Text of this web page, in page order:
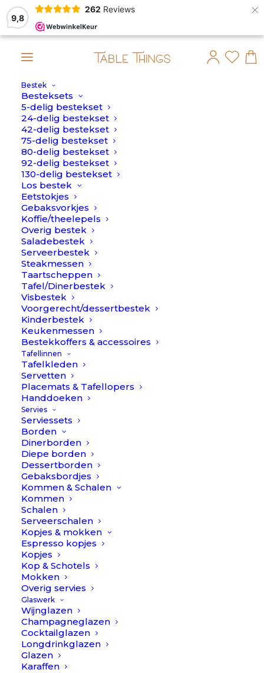
9,8
262 Reviews ×
Bestek
Besteksets
5-delig bestekset
24-delig bestekset
42-delig bestekset
75-delig bestekset
80-delig bestekset
92-delig bestekset
130-delig bestekset
Los bestek
Eetstokjes
Gebaksvorkjes
Koffie/theelepels
Overig bestek
Saladebestek
Serveerbestek
Steakmessen
Taartscheppen
Tafel/Dinerbestek
Visbestek
Voorgerecht/dessertbestek
Kinderbestek
Keukenmessen
Bestekkoffers & accessoires
Tafellinnen
Tafelkleden
Servetten
Placemats & Tafellopers
Handdoeken
Servies
Serviessets
Borden
Dinerborden
Diepe borden
Dessertborden
Gebaksbordjes
Kommen & Schalen
Kommen
Schalen
Serveerschalen
Kopjes & mokken
Espresso kopjes
Kopjes
Kop & Schotels
Mokken
Overig servies
Glaswerk
Wijnglazen
Champagneglazen
Cocktailglazen
Longdrinkglazen
Glazen
Karaffen
op maandag 10 Augustus verstuurd.
Home > Oker
Oker
AANBIEDING!
Kandelaar laag Mustard - Glas // À la
Schrijf je in voor onze nieuwsbrief